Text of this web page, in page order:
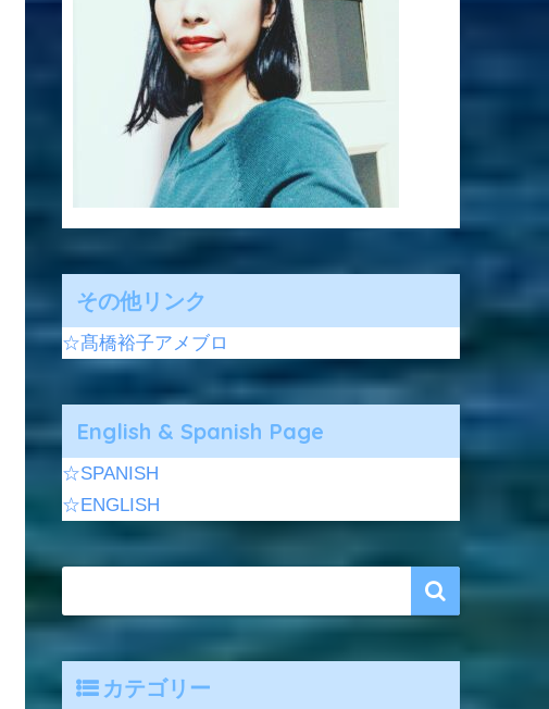
その他リンク
☆髙橋裕子アメブロ
English & Spanish Page
☆SPANISH
☆ENGLISH
カテゴリー